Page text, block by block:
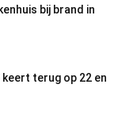
bij brand in
terug op 22 en